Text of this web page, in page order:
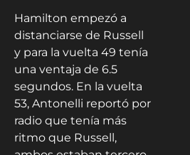
Hamilton empezó a
distanciarse de Russell
y para la vuelta 49 tenía
una ventaja de 6.5
segundos. En la vuelta
53, Antonelli reportó por
radio que tenía más
ritmo que Russell,